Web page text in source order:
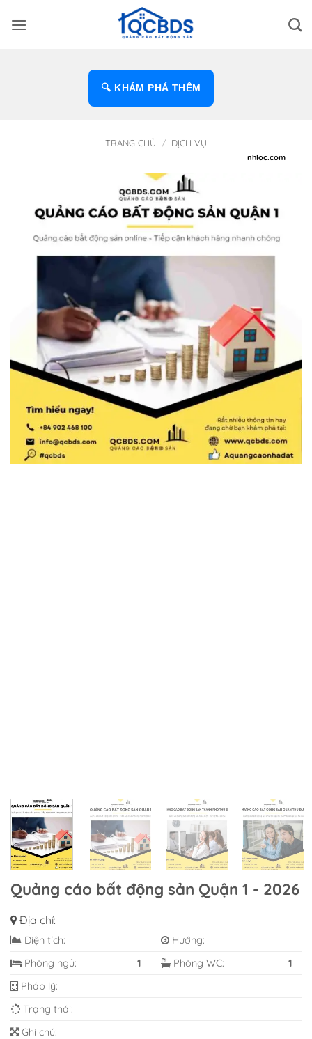
qua
🔍 KHÁM PHÁ THÊM
TRANG CHỦ / DỊCH VỤ
Quảng cáo bất động sản Quận 1 - 2026
Địa chỉ:
Diện tích:
Hướng:
Phòng ngủ:
1 Phòng WC:
1
Pháp lý:
Trạng thái:
Ghi chú: